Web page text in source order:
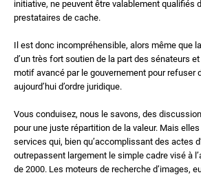
initiative, ne peuvent être valablement qualifiés
prestataires de cache.
Il est donc incompréhensible, alors même que
d’un très fort soutien de la part des sénateurs
motif avancé par le gouvernement pour refuser
aujourd’hui d’ordre juridique.
Vous conduisez, nous le savons, des
pour une juste répartition de la valeur. Mais
services qui, bien qu’accomplissant des actes
outrepassent largement le simple cadre visé à
de 2000. Les moteurs de recherche d’images,